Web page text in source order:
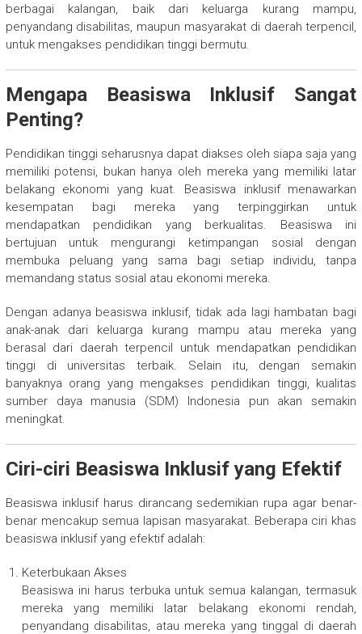
berbagai kalangan, baik dari keluarga kurang mampu,
penyandang disabilitas, maupun masyarakat di daerah terpencil,
untuk mengakses pendidikan tinggi bermutu.
Mengapa Beasiswa Inklusif Sangat
Penting?
Pendidikan tinggi seharusnya dapat diakses oleh siapa saja yang
memiliki potensi, bukan hanya oleh mereka yang memiliki latar
belakang ekonomi yang kuat. Beasiswa inklusif menawarkan
kesempatan bagi mereka yang terpinggirkan untuk
mendapatkan pendidikan yang berkualitas. Beasiswa ini
bertujuan untuk mengurangi ketimpangan sosial dengan
membuka peluang yang sama bagi setiap individu, tanpa
memandang status sosial atau ekonomi mereka.
Dengan adanya beasiswa inklusif, tidak ada lagi hambatan bagi
anak-anak dari keluarga kurang mampu atau mereka yang
berasal dari daerah terpencil untuk mendapatkan pendidikan
tinggi di universitas terbaik. Selain itu, dengan semakin
banyaknya orang yang mengakses pendidikan tinggi, kualitas
sumber daya manusia (SDM) Indonesia pun akan semakin
meningkat.
Ciri-ciri Beasiswa Inklusif yang Efektif
Beasiswa inklusif harus dirancang sedemikian rupa agar benar-
benar mencakup semua lapisan masyarakat. Beberapa ciri khas
beasiswa inklusif yang efektif adalah:
Keterbukaan Akses
Beasiswa ini harus terbuka untuk semua kalangan, termasuk
mereka yang memiliki latar belakang ekonomi rendah,
penyandang disabilitas, atau mereka yang tinggal di daerah